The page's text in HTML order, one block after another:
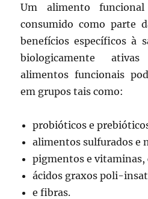
Um alimento
consumido como parte
benefícios específicos à
biologicamente
alimentos funcionais
em grupos tais como:
probióticos e
alimentos sulfurados e
pigmentos e
ácidos graxos poli-
e fibras.